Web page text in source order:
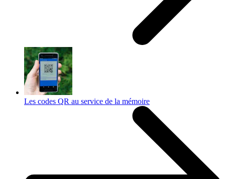
Les codes QR au service de la mémoire